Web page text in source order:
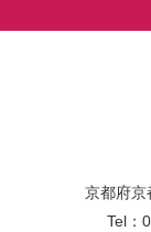
京都府京
Tel：